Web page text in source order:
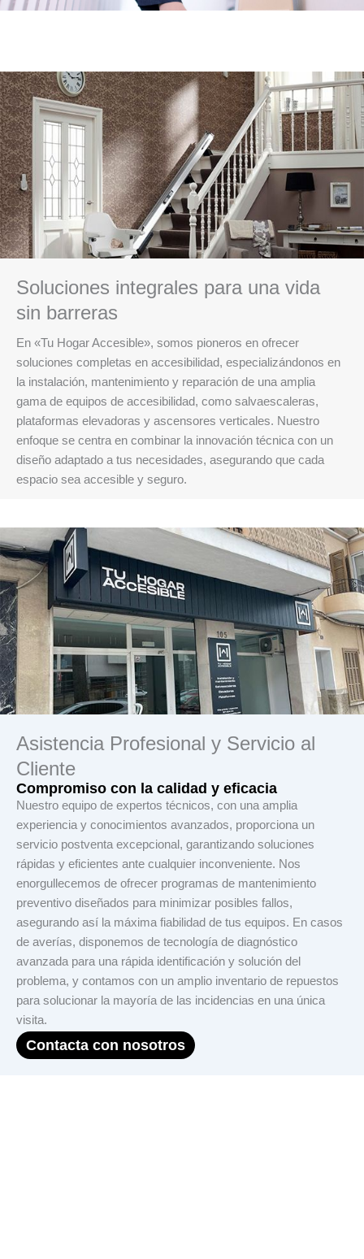
Soluciones integrales para una vida
sin barreras
En «Tu Hogar Accesible», somos pioneros en ofrecer
soluciones completas en accesibilidad, especializándonos en
la instalación, mantenimiento y reparación de una amplia
gama de equipos de accesibilidad, como salvaescaleras,
plataformas elevadoras y ascensores verticales. Nuestro
enfoque se centra en combinar la innovación técnica con un
diseño adaptado a tus necesidades, asegurando que cada
espacio sea accesible y seguro.
Asistencia Profesional y Servicio al
Cliente
Compromiso con la calidad y eficacia
Nuestro equipo de expertos técnicos, con una amplia
experiencia y conocimientos avanzados, proporciona un
servicio postventa excepcional, garantizando soluciones
rápidas y eficientes ante cualquier inconveniente. Nos
enorgullecemos de ofrecer programas de mantenimiento
preventivo diseñados para minimizar posibles fallos,
asegurando así la máxima fiabilidad de tus equipos. En casos
de averías, disponemos de tecnología de diagnóstico
avanzada para una rápida identificación y solución del
problema, y contamos con un amplio inventario de repuestos
para solucionar la mayoría de las incidencias en una única
visita.
Contacta con nosotros